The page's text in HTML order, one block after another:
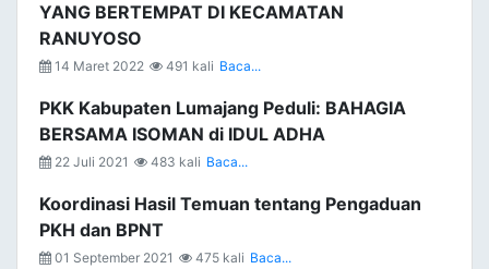
YANG BERTEMPAT DI KECAMATAN
RANUYOSO
14 Maret 2022 491 kali Baca...
PKK Kabupaten Lumajang Peduli: BAHAGIA
BERSAMA ISOMAN di IDUL ADHA
22 Juli 2021 483 kali Baca...
Koordinasi Hasil Temuan tentang Pengaduan
PKH dan BPNT
01 September 2021 475 kali Baca...